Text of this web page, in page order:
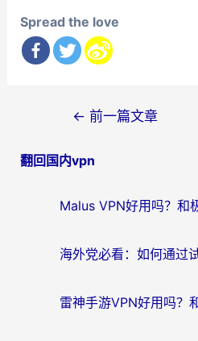
Spread the love
导
← 前一篇文章
翻回国内vpn